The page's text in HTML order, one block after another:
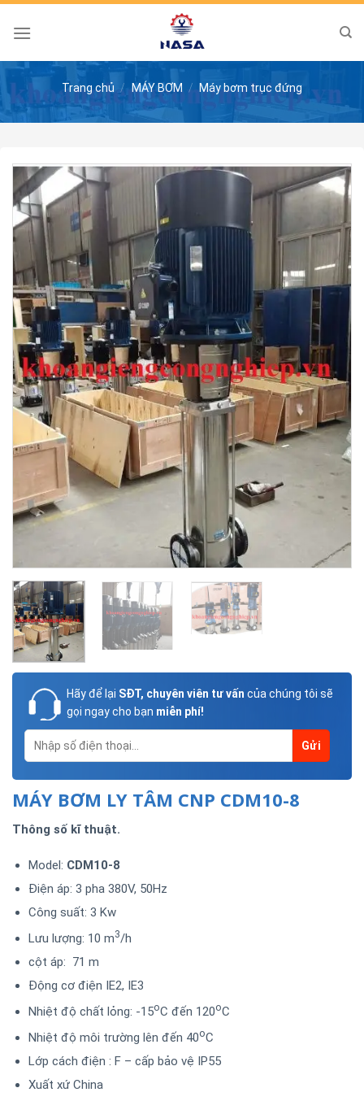
Skip
Trang chủ / MÁY BƠM / Máy bơm trục đứng
Hãy để lại SĐT, chuyên viên tư vấn của chúng tôi sẽ
gọi ngay cho bạn miễn phí!
MÁY BƠM LY TÂM CNP CDM10-8
Thông số kĩ thuật.
Model: CDM10-8
Điện áp: 3 pha 380V, 50Hz
Công suất: 3 Kw
Lưu lượng: 10 m3/h
cột áp: 71 m
Động cơ điện IE2, IE3
Nhiệt độ chất lỏng: -15oC đến 120oC
Nhiệt độ môi trường lên đến 40oC
Lớp cách điện : F – cấp bảo vệ IP55
Xuất xứ China